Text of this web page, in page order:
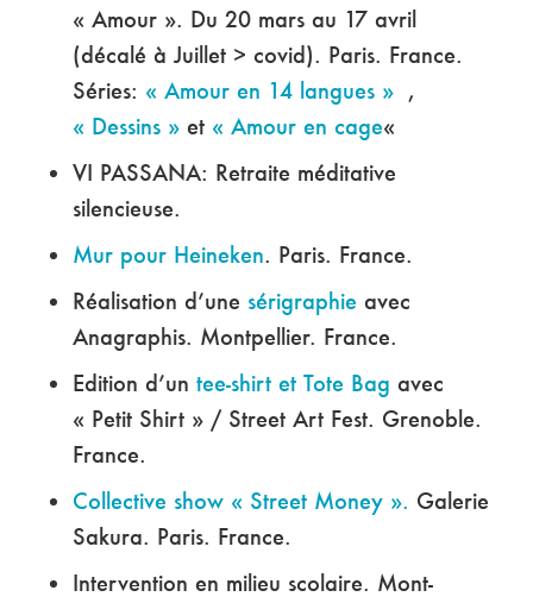
« Amour ». Du 20 mars au 17 avril
(décalé à Juillet > covid). Paris. France.
Séries: « Amour en 14 langues »,
« Dessins »et « Amour en cage«
VI PASSANA: Retraite méditative
silencieuse.
Mur pour Heineken. Paris. France.
Réalisation d’une sérigraphie avec
Anagraphis. Montpellier. France.
Edition d’un tee-shirt et Tote Bag avec
« Petit Shirt » / Street Art Fest. Grenoble.
France.
Collective show « Street Money ». Galerie
Sakura. Paris. France.
Intervention en milieu scolaire. Mont-